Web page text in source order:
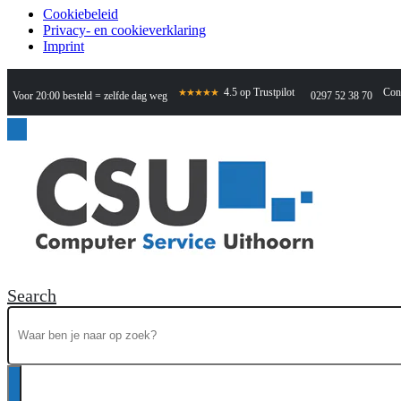
Cookiebeleid
Privacy- en cookieverklaring
Imprint
Voor 20:00 besteld = zelfde dag weg ★★★★★ 4.5 op Trustpilot 0297 52 38 70
Search